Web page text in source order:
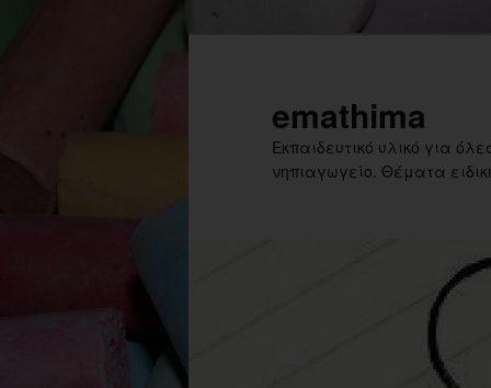
emathima
Εκπαιδευτικό υλικό για
νηπιαγωγείο. Θέματα